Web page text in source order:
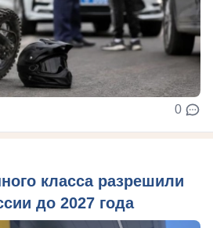
0
класса разрешили
до 2027 года